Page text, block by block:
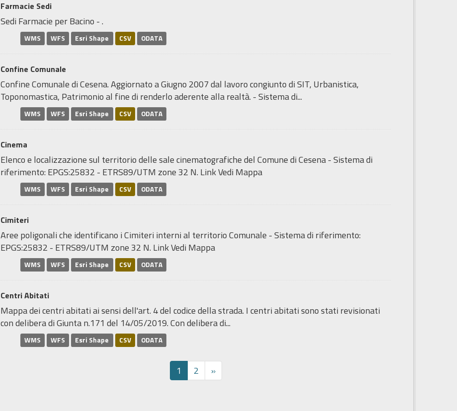
Farmacie Sedi
Sedi Farmacie per Bacino - .
WMS WFS Esri Shape CSV ODATA
Confine Comunale
Confine Comunale di Cesena. Aggiornato a Giugno 2007 dal lavoro congiunto di SIT, Urbanistica,
Toponomastica, Patrimonio al fine di renderlo aderente alla realtà. - Sistema di...
WMS WFS Esri Shape CSV ODATA
Cinema
Elenco e localizzazione sul territorio delle sale cinematografiche del Comune di Cesena - Sistema di
riferimento: EPGS:25832 - ETRS89/UTM zone 32 N. Link Vedi Mappa
WMS WFS Esri Shape CSV ODATA
Cimiteri
Aree poligonali che identificano i Cimiteri interni al territorio Comunale - Sistema di riferimento:
EPGS:25832 - ETRS89/UTM zone 32 N. Link Vedi Mappa
WMS WFS Esri Shape CSV ODATA
Centri Abitati
Mappa dei centri abitati ai sensi dell'art. 4 del codice della strada. I centri abitati sono stati revisionati
con delibera di Giunta n.171 del 14/05/2019. Con delibera di...
WMS WFS Esri Shape CSV ODATA
1 2 »